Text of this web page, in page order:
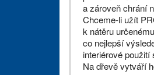
a zároveň chrání
Chceme-li užít
k nátěru
co nejlepší
interiérové
Na dřevě vytváří